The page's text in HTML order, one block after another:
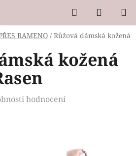
Hledat
KOŠÍK
RAMENO / Růžová dámská kožená
kožená
hodnocení